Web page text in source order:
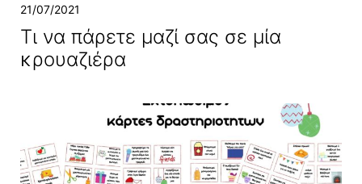
21/07/2021
Τι να πάρετε μαζί σας σε μία
κρουαζιέρα